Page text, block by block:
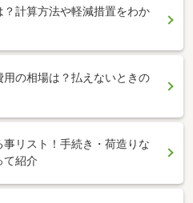
？計算方法や軽減措置をわか
用の相場は？払えないときの
事リスト！手続き・荷造りな
て紹介